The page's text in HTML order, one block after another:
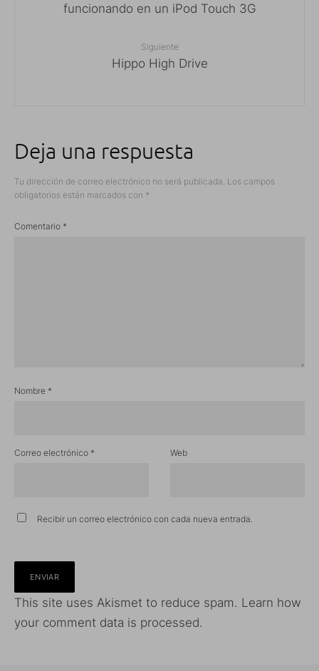
funcionando en un iPod Touch 3G
Siguiente
Hippo High Drive
Deja una respuesta
Tu dirección de correo electrónico no será publicada. Los campos
obligatorios están marcados con *
Comentario *
Nombre *
Correo electrónico * Web
Recibir un correo electrónico con cada nueva entrada.
This site uses Akismet to reduce spam. Learn how
your comment data is processed.